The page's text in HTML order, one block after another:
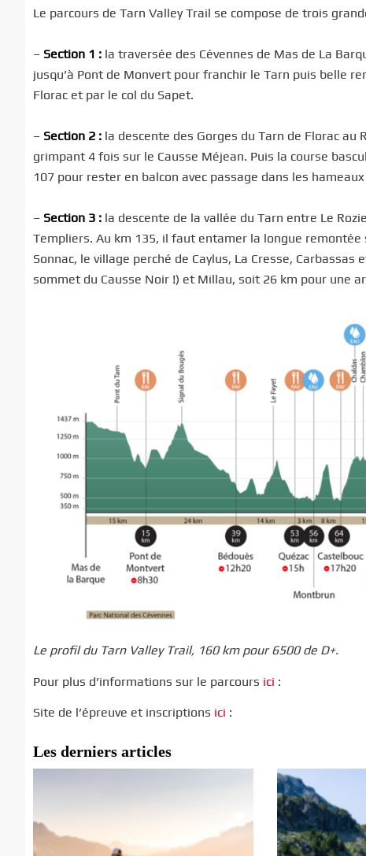
Le parcours de Tarn Valley Trail se compose de trois
– Section 1 : la traversée des Cévennes de Mas de La
jusqu’à Pont de Monvert pour franchir le Tarn puis belle
Florac et par le col du Sapet.
– Section 2 : la descente des Gorges du Tarn de Florac
grimpant 4 fois sur le Causse Méjean. Puis la course
107 pour rester en balcon avec passage dans les
– Section 3 : la descente de la vallée du Tarn entre Le
Templiers. Au km 135, il faut entamer la longue
Sonnac, le village perché de Caylus, La Cresse,
sommet du Causse Noir !) et Millau, soit 26 km pour une
Le profil du Tarn Valley Trail, 160 km pour 6500 de D+.
Pour plus d’informations sur le parcours ici :
Site de l’épreuve et inscriptions ici :
Les derniers articles